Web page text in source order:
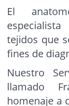
El
tejidos que
fines de
Nuestro
llamado
homenaje a